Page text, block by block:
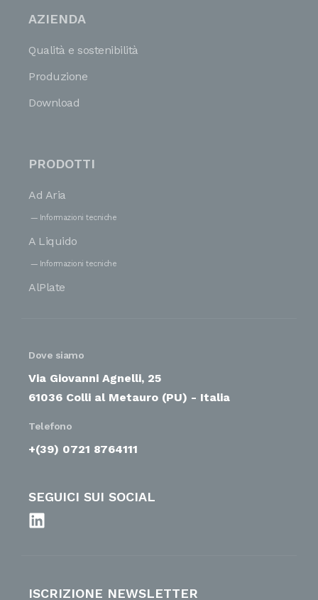
AZIENDA
Qualità e sostenibilità
Produzione
Download
PRODOTTI
Ad Aria
Informazioni tecniche
A Liquido
Informazioni tecniche
AlPlate
Dove siamo
Via Giovanni Agnelli, 25
61036 Colli al Metauro (PU) - Italia
Telefono
+(39) 0721 8764111
SEGUICI SUI SOCIAL
ISCRIZIONE NEWSLETTER